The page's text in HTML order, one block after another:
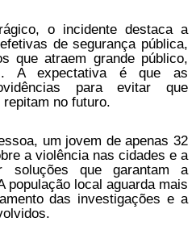
o incidente destaca a
de segurança pública,
que atraem grande público,
A expectativa é que as
para evitar que
no futuro.
um jovem de apenas 32
a violência nas cidades e a
soluções que garantam a
população local aguarda mais
das investigações e a